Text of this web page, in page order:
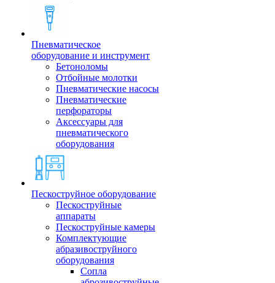
Пневматическое
оборудование и инструмент
Бетоноломы
Отбойные молотки
Пневматические насосы
Пневматические
перфораторы
Аксессуары для
пневматического
оборудования
Пескоструйное оборудование
Пескоструйные
аппараты
Пескоструйные камеры
Комплектующие
абразивоструйного
оборудования
Сопла